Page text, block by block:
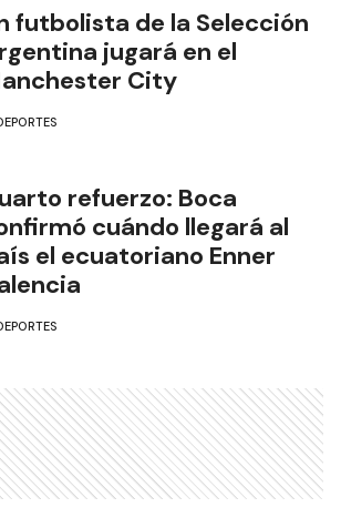
futbolista de la Selección
jugará en el
City
refuerzo: Boca
cuándo llegará al
el ecuatoriano Enner